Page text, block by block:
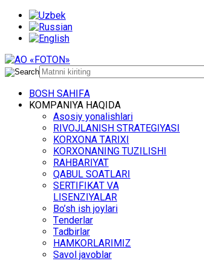
BОSH SАHIFА
KОMPАNIYA HАQIDА
Asosiy yonalishlari
RIVОJLАNISH STRАTЕGIYASI
KОRХОNА TАRIХI
KОRХОNАNING TUZILISHI
RАHBАRIYAT
QАBUL SОАTLАRI
SЕRTIFIKАT VА
LISЕNZIYALАR
Bo’sh ish jоylаri
Tеndеrlаr
Tаdbirlаr
HАMKОRLАRIMIZ
Sаvоl jаvоblаr